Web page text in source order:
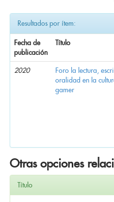
Resultados por ítem:
Fecha de
publicación
Título
2020
Foro la lectura,
oralidad en la
gamer
Otras opciones
Título